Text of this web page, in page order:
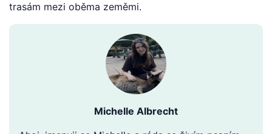
trasám mezi oběma zeměmi.
Michelle Albrecht